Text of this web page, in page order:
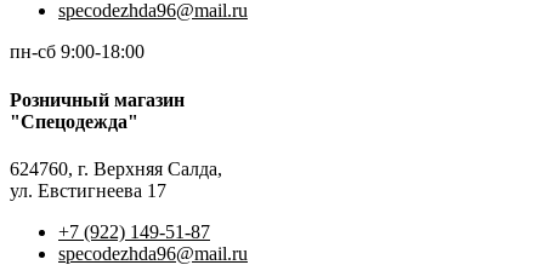
specodezhda96@mail.ru
пн-сб 9:00-18:00
Розничный магазин
"Спецодежда"
624760, г. Верхняя Салда,
ул. Евстигнеева 17
+7 (922) 149-51-87
specodezhda96@mail.ru